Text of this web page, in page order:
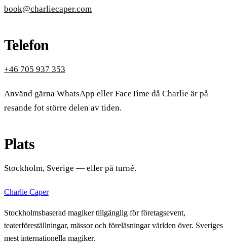
book@charliecaper.com
Telefon
+46 705 937 353
Använd gärna WhatsApp eller FaceTime då Charlie är på
resande fot större delen av tiden.
Plats
Stockholm, Sverige — eller på turné.
Charlie Caper
Stockholmsbaserad magiker tillgänglig för företagsevent,
teaterföreställningar, mässor och föreläsningar världen över. Sveriges
mest internationella magiker.